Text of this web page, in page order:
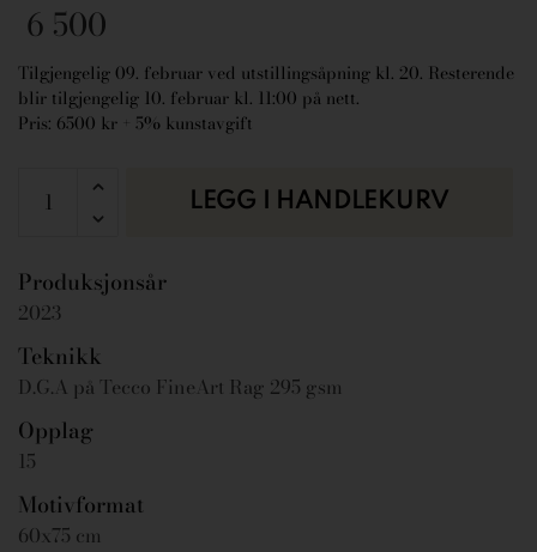
6 500
Tilgjengelig 09. februar ved utstillingsåpning kl. 20. Resterende
blir tilgjengelig 10. februar kl. 11:00 på nett.
Pris: 6500 kr + 5% kunstavgift
LEGG I HANDLEKURV
Produksjonsår
2023
Teknikk
D.G.A på Tecco FineArt Rag 295 gsm
Opplag
15
Motivformat
60x75 cm